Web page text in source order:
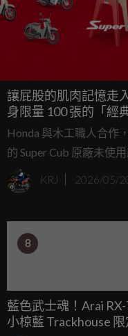
讓屁股的肌肉記憶走
身限量 100 張的「經
Honda 與木工職人合作
的 Super Cub 原廠未使
為限量 100 脚的「
是家具，更是一場摩托
KRJ 2026/05/
8
藍色武士魂！Arai
小椋藍 Trackhouse 限